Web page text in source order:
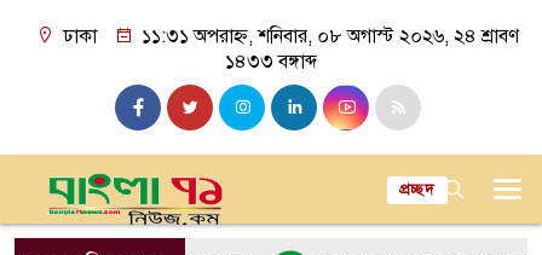
ঢাকা
১১:৩১ অপরাহ্ন, শনিবার, ০৮ অগাস্ট ২০২৬, ২৪ শ্রাবণ
১৪৩৩ বঙ্গাব্দ
প্রচ্ছদ